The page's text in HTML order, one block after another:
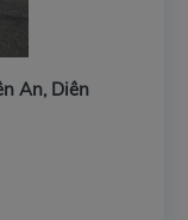
An, Diên